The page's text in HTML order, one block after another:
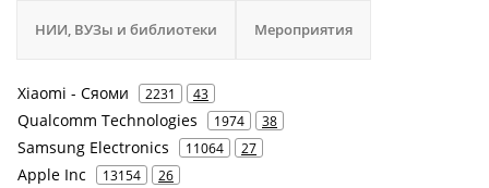
НИИ, ВУЗы и библиотеки Мероприятия
Xiaomi - Сяоми 2231 43
Qualcomm Technologies 1974 38
Samsung Electronics 11064 27
Apple Inc 13154 26